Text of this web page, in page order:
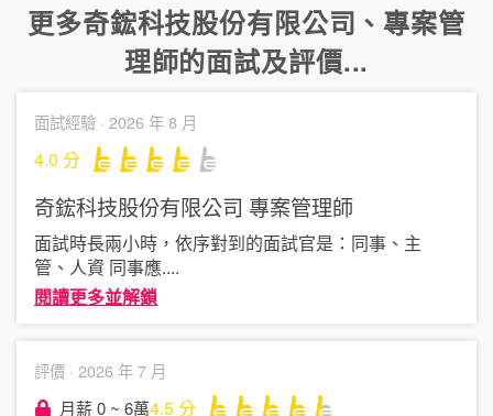
更多奇鋐科技股份有限公司 、 專案管
理師的面試及評價...
面試經驗 · 2026 年 8 月
4.0 分
奇鋐科技股份有限公司 專案管理師
面試時長兩小時，依序對到的面試官是：同事、主
管、人資 同事應....
閱讀更多並解鎖
評價 · 2026 年 7 月
月薪 0 ~ 6萬4.5分